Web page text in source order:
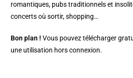
romantiques, pubs traditionnels et
concerts où sortir, shopping…
Bon plan ! Vous pouvez télécharger
une utilisation hors connexion.